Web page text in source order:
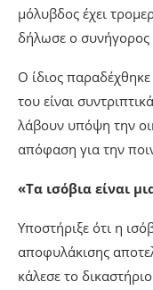
μόλυβδος έχει
δήλωσε ο συνήγορος
Ο ίδιος παραδέχθηκε
του είναι
λάβουν υπόψη την
απόφαση για την
«Τα ισόβια είναι
Υποστήριξε ότι η
αποφυλάκισης
κάλεσε το